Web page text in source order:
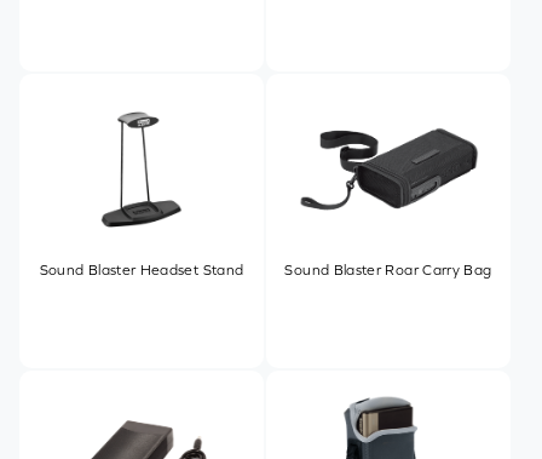
Sound Blaster Headset Stand Sound Blaster Roar Carry Bag